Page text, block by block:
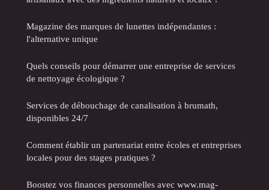
Magazine des marques de lunettes indépendantes :
l'alternative unique
Quels conseils pour démarrer une entreprise de services
de nettoyage écologique ?
Services de débouchage de canalisation à brumath,
disponibles 24/7
Comment établir un partenariat entre écoles et entreprises
locales pour des stages pratiques ?
Boostez vos finances personnelles avec www.mag-